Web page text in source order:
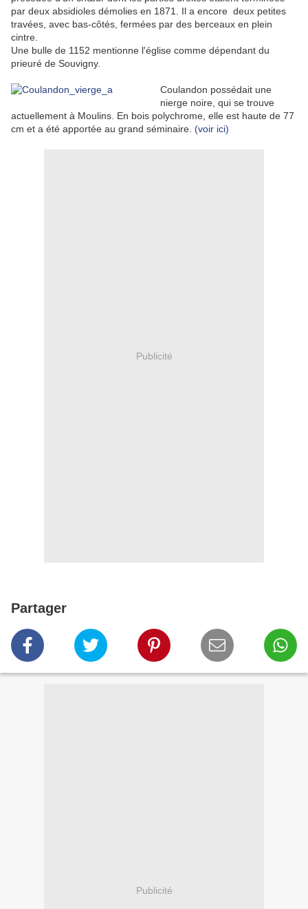
par deux absidioles démolies en 1871. Il a encore deux petites
travées, avec bas-côtés, fermées par des berceaux en plein
cintre.
Une bulle de 1152 mentionne l'église comme dépendant du
prieuré de Souvigny.
Coulandon possédait une
nierge noire, qui se trouve
actuellement à Moulins. En bois polychrome, elle est haute de 77
cm et a été apportée au grand séminaire. (voir ici)
Publicité
Partager
Publicité